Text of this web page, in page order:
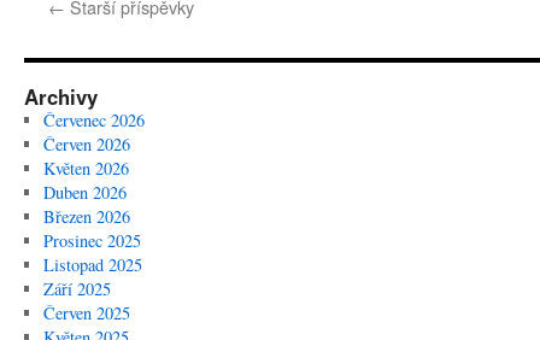
v
← Starší příspěvky
Archivy
Červenec 2026
Červen 2026
Květen 2026
Duben 2026
Březen 2026
Prosinec 2025
Listopad 2025
Září 2025
Červen 2025